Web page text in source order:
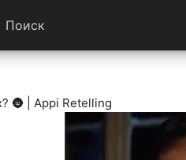
🌚 | Appi Retelling